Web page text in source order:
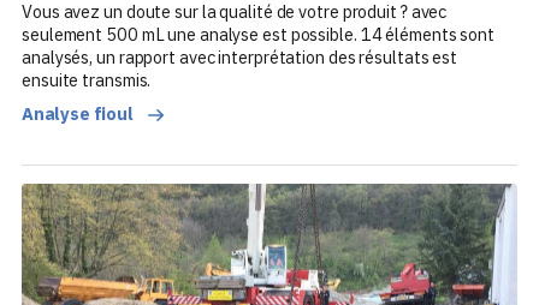
Vous avez un doute sur la qualité de votre produit ? avec
seulement 500 mL une analyse est possible. 14 éléments sont
analysés, un rapport avec interprétation des résultats est
ensuite transmis.
Analyse fioul